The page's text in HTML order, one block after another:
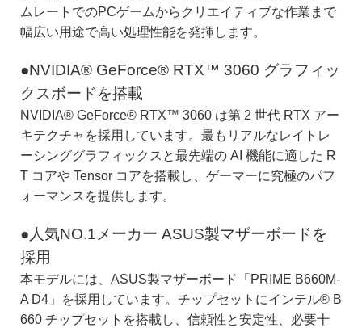
ムレートでのPCゲームからクリエイティブな作業まで
幅広い用途で高い処理性能を発揮します。
●NVIDIA® GeForce® RTX™ 3060 グラフィッ
クスボードを搭載
NVIDIA® GeForce® RTX™ 3060 は第 2 世代 RTX アー
キテクチャを採用しています。最もリアルなレイトレ
ーシンググラフィックスと最先端の AI 機能に適した R
T コアや Tensor コアを搭載し、ゲーマーに究極のパフ
ォーマンスを提供します。
●人気NO.1メーカー ASUS製マザーボードを
採用
本モデルには、ASUS製マザーボード「PRIME B660M-
A D4」を採用しています。チップセットにインテル® B
660 チップセットを搭載し、信頼性と安定性、必要十